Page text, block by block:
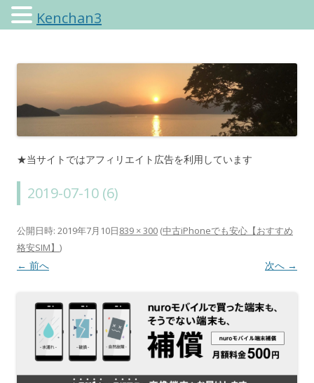
けんちゃんさんのブログ
★当サイトではアフィリエイト広告を利用しています
2019-07-10 (6)
公開日時: 2019年7月10日839 × 300 (中古iPhoneでも安心【おすすめ
格安SIM】 )
← 前へ 次へ →
Kenchan3